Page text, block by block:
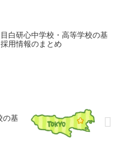
目白研心中学校・高等学校の基
用情報のまとめ
の基